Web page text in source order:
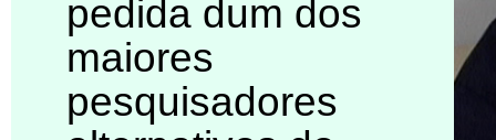
pedida dum dos
maiores
pesquisadores